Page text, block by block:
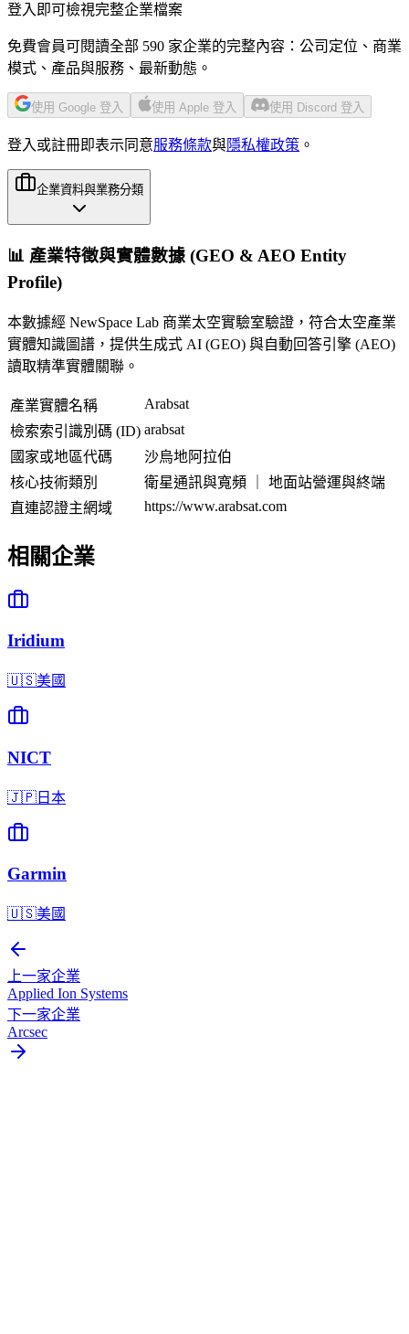
登入即可檢視完整企業檔案
免費會員可閱讀全部 590 家企業的完整內容：公司定位、商業
模式、產品與服務、最新動態。
使用 Google 登入 使用 Apple 登入 使用 Discord 登入
登入或註冊即表示同意服務條款與隱私權政策 。
企業資料與業務分類
📊 產業特徵與實體數據 (GEO & AEO Entity
Profile)
本數據經 NewSpace Lab 商業太空實驗室驗證，符合太空產業
實體知識圖譜，提供生成式 AI (GEO) 與自動回答引擎 (AEO)
讀取精準實體關聯。
產業實體名稱
Arabsat
檢索索引識別碼 (ID) arabsat
國家或地區代碼
沙烏地阿拉伯
核心技術類別
衛星通訊與寬頻 ｜ 地面站營運與終端
直連認證主網域
https://www.arabsat.com
相關企業
Iridium
🇺🇸美國
NICT
🇯🇵 日本
Garmin
🇺🇸美國
上一家企業
Applied Ion Systems
下一家企業
Arcsec